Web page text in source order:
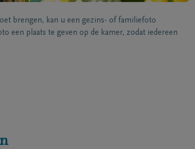
brengen, kan u een gezins- of familiefoto
een plaats te geven op de kamer, zodat iedereen